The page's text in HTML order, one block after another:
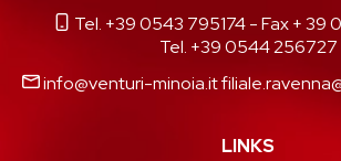
Tel. +39 0543 795174- Fax + 39
Tel. +39 0544 256727
info@venturi-minoia.it
LINKS